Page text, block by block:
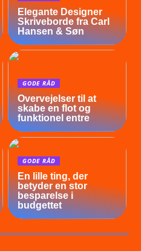
Elegante Designer
Skriveborde fra Carl
Hansen & Søn
GODE RÅD
Overvejelser til at
skabe en flot og
funktionel entre
GODE RÅD
En lille ting, der
betyder en stor
besparelse i
budgettet